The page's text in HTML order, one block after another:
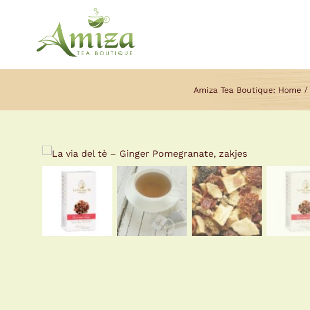
Amiza Tea Boutique: Home